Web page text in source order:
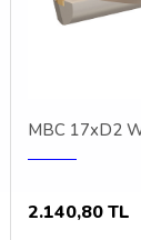
MBC 17xD2
2.140,80 TL